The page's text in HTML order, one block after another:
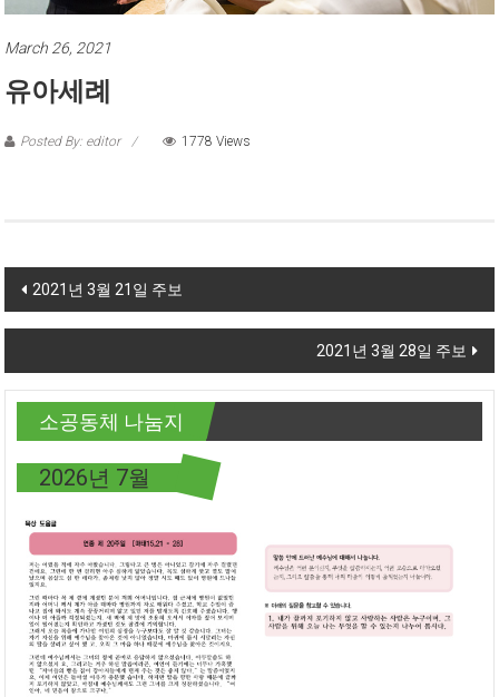
March 26, 2021
유아세례
Posted By: editor 1778 Views
Post navigation
2021년 3월 21일 주보
2021년 3월 28일 주보
소공동체 나눔지
2026년 7월